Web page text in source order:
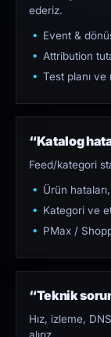
ederiz.
Event &
Attribution
Test planı ve
“Katalog
Feed/kategori
Ürün
Kategori ve
PMax /
“Teknik
Hız, izleme,